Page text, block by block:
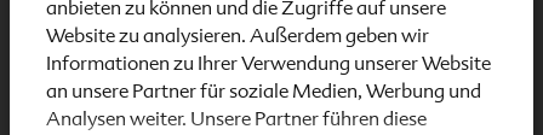
anbieten zu können und die Zugriffe auf unsere
Website zu analysieren. Außerdem geben wir
Informationen zu Ihrer Verwendung unserer Website
an unsere Partner für soziale Medien, Werbung und
Analysen weiter. Unsere Partner führen diese
dem errechneten Entbindungstermin ruft der
Mutterschutz für Frauen, die in einem festen
Arbeitsverhältnis stehen. Ab jetzt hast du Anspruch
auf Mutterschaftsgeld.